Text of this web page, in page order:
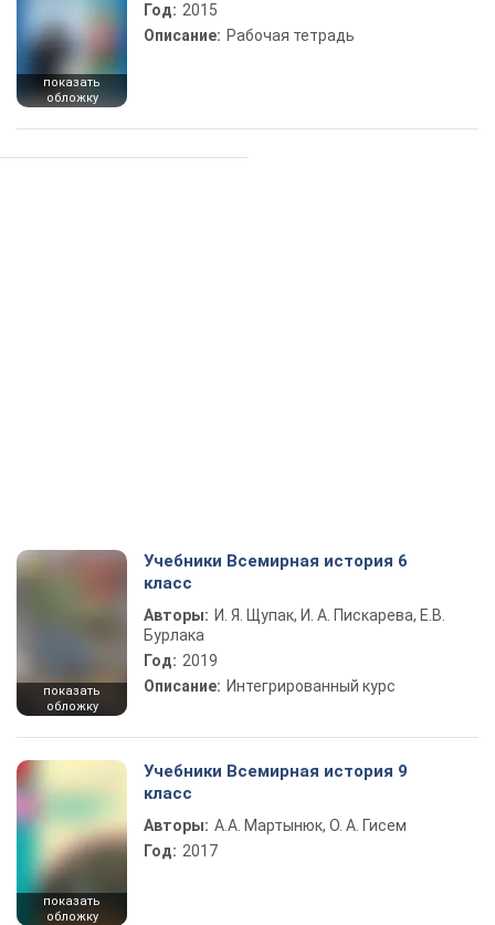
показать
обложку
Год: 2015
Описание: Рабочая тетрадь
показать
обложку
Учебники Всемирная история 6
класс
Авторы: И. Я. Щупак, И. А. Пискарева, Е.В.
Бурлака
Год: 2019
Описание: Интегрированный курс
показать
обложку
Учебники Всемирная история 9
класс
Авторы: А.А. Мартынюк, О. А. Гисем
Год: 2017